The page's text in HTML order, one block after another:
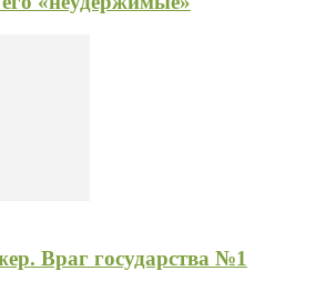
Враг государства №1